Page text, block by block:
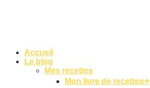
Accueil
Le blog
Mes recettes
Mon livre de recettes⭐